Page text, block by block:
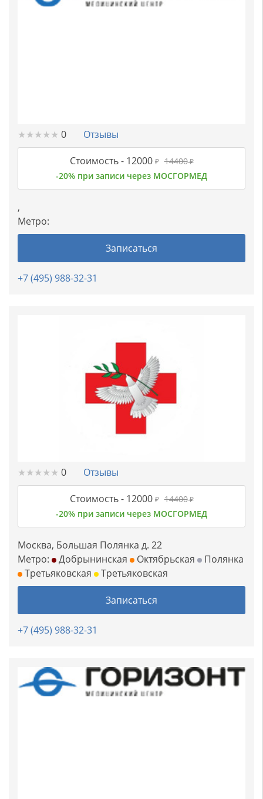
★★★★★
★★★★★ 0 Отзывы
Стоимость -12000 ₽ 14400₽
-20% при записи через МОСГОРМЕД
,
Метро:
Записаться
+7 (495) 988-32-31
★★★★★
★★★★★ 0 Отзывы
Стоимость -12000 ₽ 14400₽
-20% при записи через МОСГОРМЕД
Москва, Большая Полянка д. 22
Метро:
Добрынинская Октябрьская
Полянка
Третьяковская
Третьяковская
Записаться
+7 (495) 988-32-31